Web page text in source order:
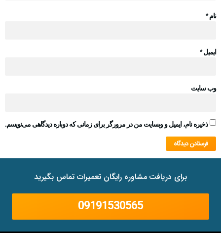
نام*
ایمیل*
وب‌ سایت
ذخیره نام، ایمیل و وبسایت من در مرورگر برای زمانی که دوباره دیدگاهی می‌نویسم.
برای دریافت مشاوره رایگان تعمیرات تماس بگیرید
09191530565